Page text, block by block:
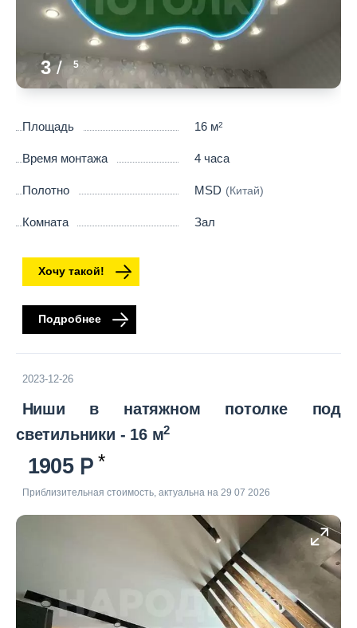
3/ 5
Площадь 16 м2
Время монтажа 4 часа
Полотно MSD (Китай)
Комната Зал
Хочу такой!
Подробнее
2023-12-26
Ниши в натяжном потолке под
светильники - 16 м2
1905
Приблизительная стоимость, актуальна на 29 07 2026